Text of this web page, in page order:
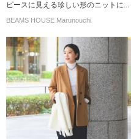
ピースに見える珍しい形のニットに...
BEAMS HOUSE Marunouchi